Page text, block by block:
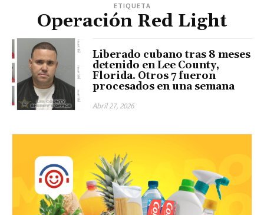
ETIQUETA
Operación Red Light
Liberado cubano tras 8 meses
detenido en Lee County,
Florida. Otros 7 fueron
procesados en una semana
Abril 27, 2026